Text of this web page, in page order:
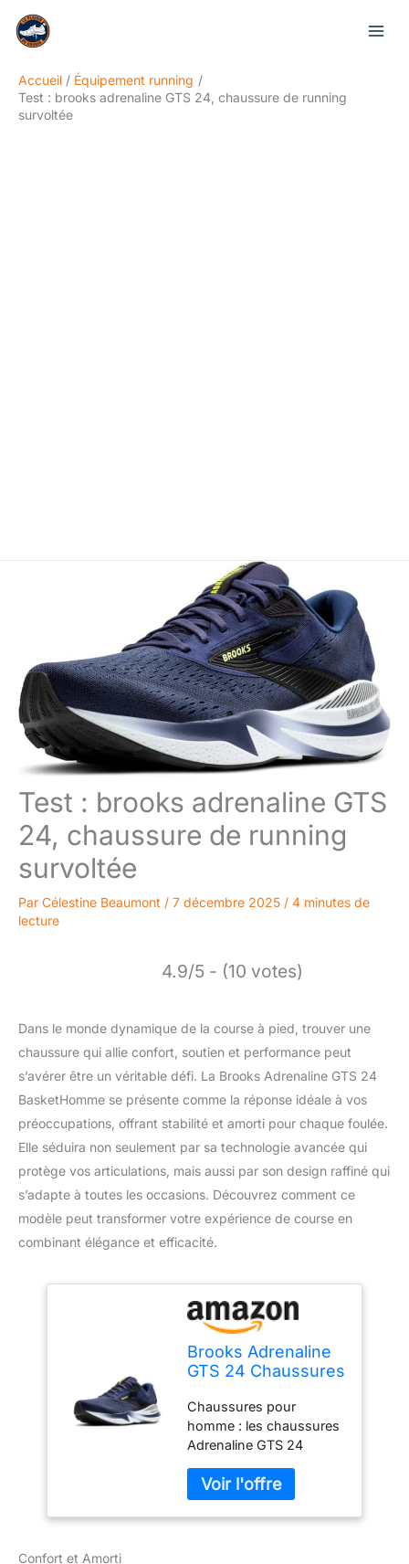
Accueil
Équipement running
Test : brooks adrenaline GTS 24, chaussure de running
survoltée
Test : brooks adrenaline GTS
24, chaussure de running
survoltée
Par Célestine Beaumont / 7 décembre 2025 / 4 minutes de
lecture
4.9/5 - (10 votes)
Dans le monde dynamique de la course à pied, trouver une
chaussure qui allie confort, soutien et performance peut
s’avérer être un véritable défi. La Brooks Adrenaline GTS 24
BasketHomme se présente comme la réponse idéale à vos
préoccupations, offrant stabilité et amorti pour chaque foulée.
Elle séduira non seulement par sa technologie avancée qui
protège vos articulations, mais aussi par son design raffiné qui
s’adapte à toutes les occasions. Découvrez comment ce
modèle peut transformer votre expérience de course en
combinant élégance et efficacité.
Brooks Adrenaline
GTS 24 Chaussures
soutien pour
homme, 11 Wide
Chaussures pour
homme : les chaussures
Adrenaline GTS 24
chaque foulée, et sont
conçues avec un
rembourrage DNA Loft
Confort et Amorti
Rechercher